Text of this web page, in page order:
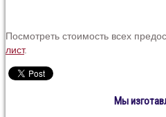
Посмотреть стоимость всех
лист.
Мы